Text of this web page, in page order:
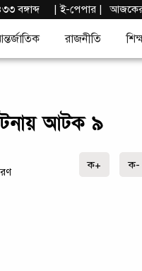
বঙ্গাব্দ |ই-পেপার | আজকের
রাজনীতি
আটক ৯
ক+ ক-